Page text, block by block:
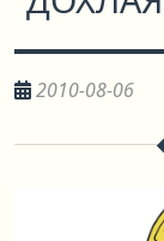
2010-08-06